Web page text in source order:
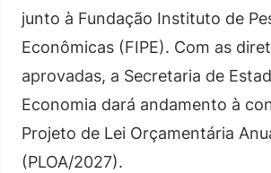
junto à Fundação Instituto de
Econômicas (FIPE). Com as
aprovadas, a Secretaria de
Economia dará andamento à
Projeto de Lei Orçamentária
(PLOA/2027).